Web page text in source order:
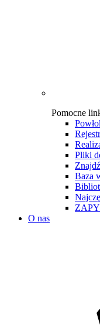
Pomocne
Pliki
Baza
O nas